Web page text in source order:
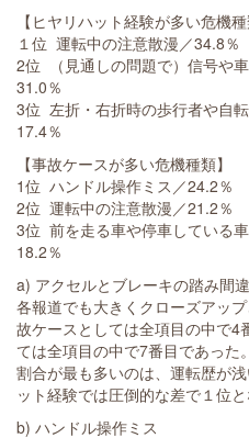
【ヒヤリハット経験が多い危機種
１位 運転中の注意散漫／34.8％
2位 （見通しの問題で）信号や
31.0％
3位 左折・右折時の歩行者や自
17.4％
【事故ケースが多い危機種類】
1位 ハンドル操作ミス／24.2％
2位 運転中の注意散漫／21.2％
3位 前を走る車や停車している
18.2％
a) アクセルとブレーキの踏み間違
各報道でも大きくクローズアッ
故ケースとしては全項目の中で4
ては全項目の中で7番目であった
割合が最も多いのは、運転歴が
ット経験では圧倒的な差で１位と
b) ハンドル操作ミス